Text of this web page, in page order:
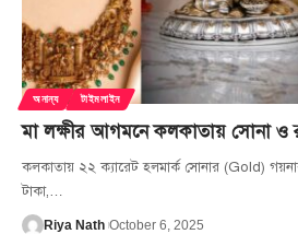
অনান্য টাইমলাইন
মা লক্ষীর আগমনে কলকাতায় সোনা ও
কলকাতায় ২২ ক্যারেট হলমার্ক সোনার (Gold)
টাকা,…
Riya Nath October 6, 2025